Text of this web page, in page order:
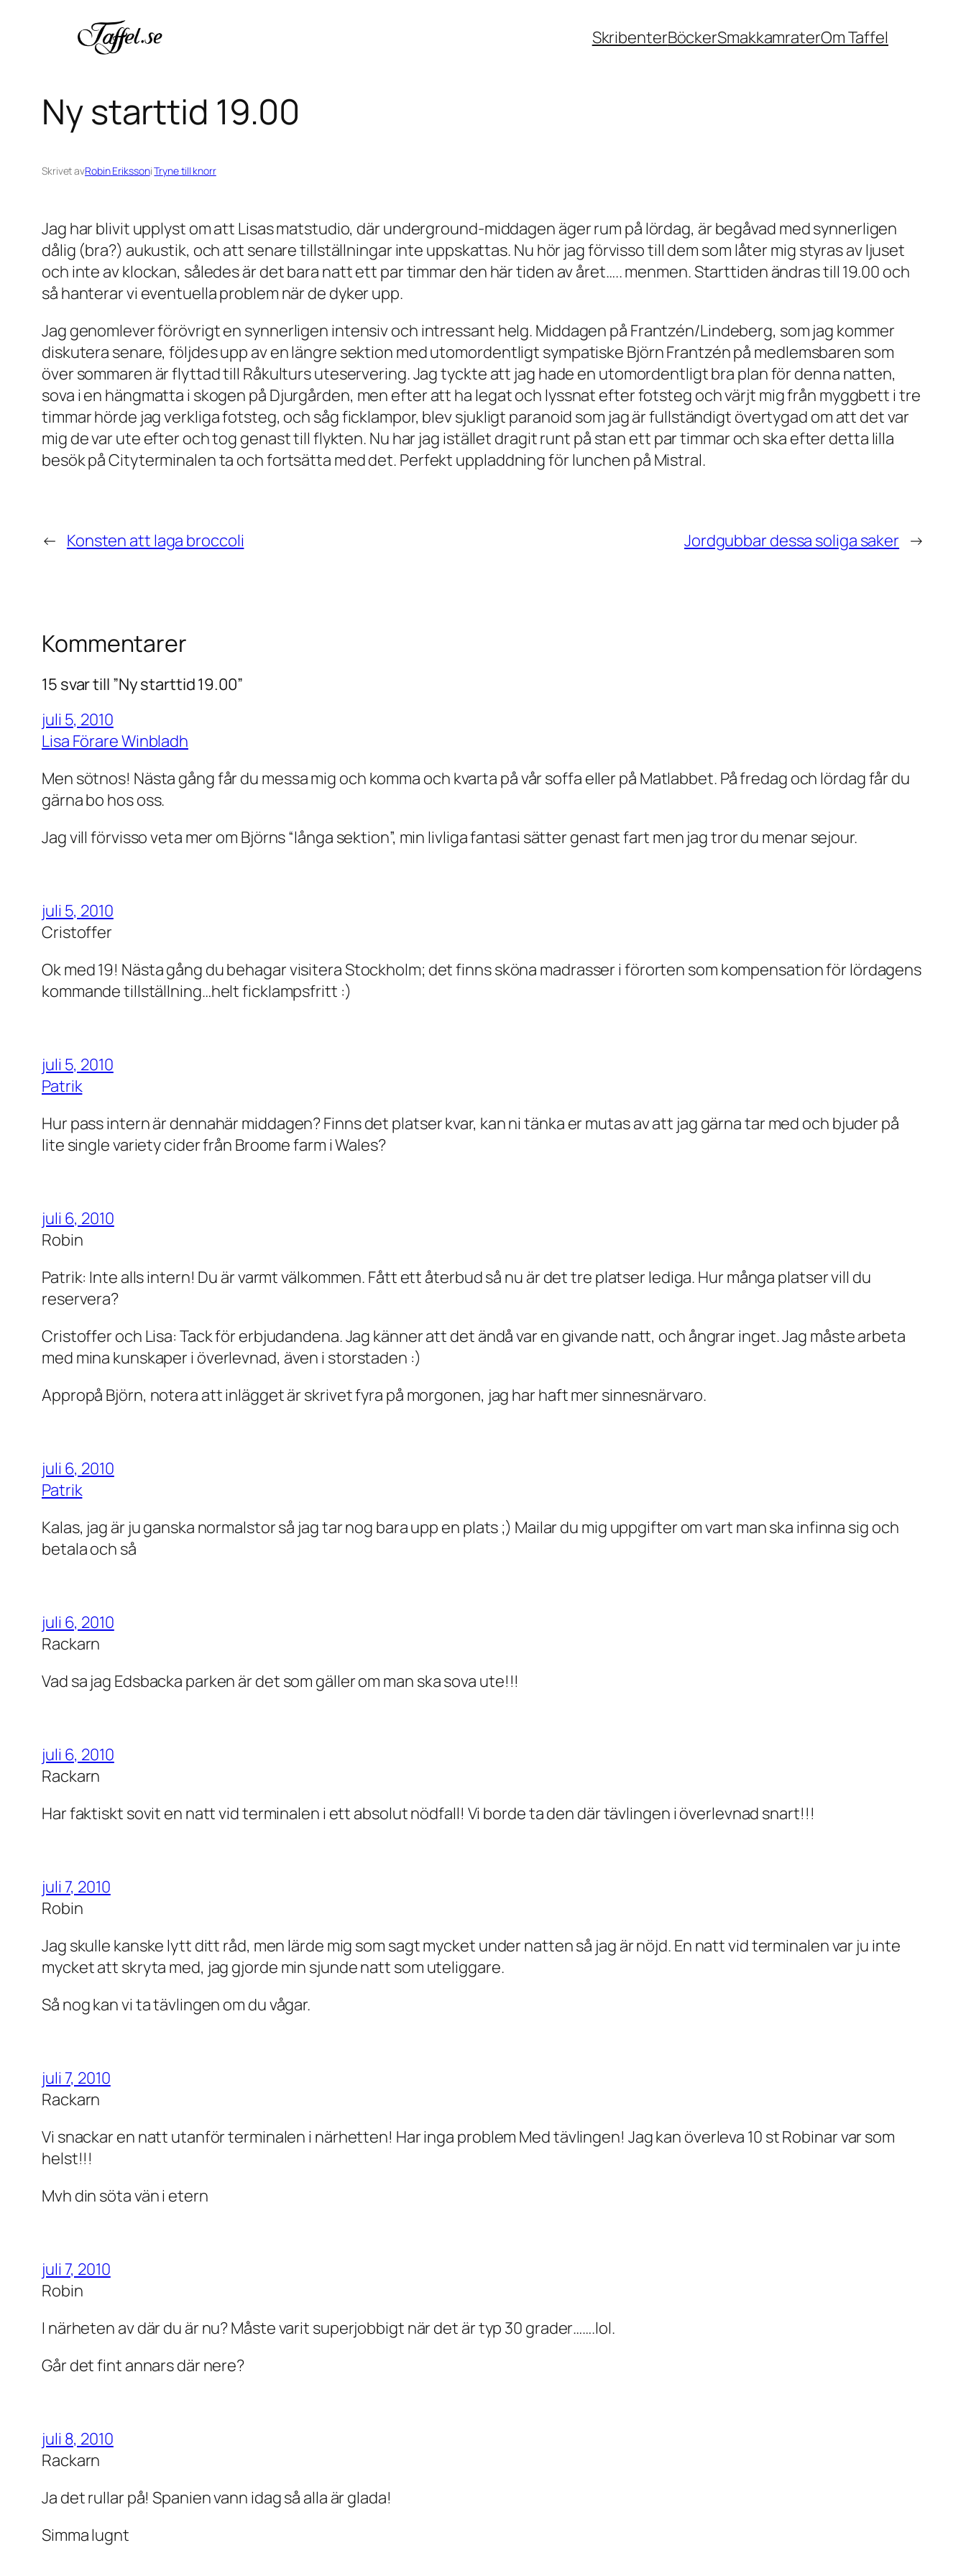
SkribenterBöckerSmakkamraterOm Taffel
Ny starttid 19.00
Skrivet avRobin ErikssoniTryne till knorr
Jag har blivit upplyst om att Lisas matstudio, där underground-middagen äger rum på lördag, är begåvad med synnerligen
dålig (bra?) aukustik, och att senare tillställningar inte uppskattas. Nu hör jag förvisso till dem som låter mig styras av ljuset
och inte av klockan, således är det bara natt ett par timmar den här tiden av året….. menmen. Starttiden ändras till 19.00 och
så hanterar vi eventuella problem när de dyker upp.
Jag genomlever förövrigt en synnerligen intensiv och intressant helg. Middagen på Frantzén/Lindeberg, som jag kommer
diskutera senare, följdes upp av en längre sektion med utomordentligt sympatiske Björn Frantzén på medlemsbaren som
över sommaren är flyttad till Råkulturs uteservering. Jag tyckte att jag hade en utomordentligt bra plan för denna natten,
sova i en hängmatta i skogen på Djurgården, men efter att ha legat och lyssnat efter fotsteg och värjt mig från myggbett i tre
timmar hörde jag verkliga fotsteg, och såg ficklampor, blev sjukligt paranoid som jag är fullständigt övertygad om att det var
mig de var ute efter och tog genast till flykten. Nu har jag istället dragit runt på stan ett par timmar och ska efter detta lilla
besök på Cityterminalen ta och fortsätta med det. Perfekt uppladdning för lunchen på Mistral.
← Konsten att laga broccoli Jordgubbar dessa soliga saker →
Kommentarer
15 svar till ”Ny starttid 19.00”
juli 5, 2010
Lisa Förare Winbladh
Men sötnos! Nästa gång får du messa mig och komma och kvarta på vår soffa eller på Matlabbet. På fredag och lördag får du
gärna bo hos oss.
Jag vill förvisso veta mer om Björns “långa sektion”, min livliga fantasi sätter genast fart men jag tror du menar sejour.
juli 5, 2010
Cristoffer
Ok med 19! Nästa gång du behagar visitera Stockholm; det finns sköna madrasser i förorten som kompensation för lördagens
kommande tillställning…helt ficklampsfritt :)
juli 5, 2010
Patrik
Hur pass intern är dennahär middagen? Finns det platser kvar, kan ni tänka er mutas av att jag gärna tar med och bjuder på
lite single variety cider från Broome farm i Wales?
juli 6, 2010
Robin
Patrik: Inte alls intern! Du är varmt välkommen. Fått ett återbud så nu är det tre platser lediga. Hur många platser vill du
reservera?
Cristoffer och Lisa: Tack för erbjudandena. Jag känner att det ändå var en givande natt, och ångrar inget. Jag måste arbeta
med mina kunskaper i överlevnad, även i storstaden :)
Appropå Björn, notera att inlägget är skrivet fyra på morgonen, jag har haft mer sinnesnärvaro.
juli 6, 2010
Patrik
Kalas, jag är ju ganska normalstor så jag tar nog bara upp en plats ;) Mailar du mig uppgifter om vart man ska infinna sig och
betala och så
juli 6, 2010
Rackarn
Vad sa jag Edsbacka parken är det som gäller om man ska sova ute!!!
juli 6, 2010
Rackarn
Har faktiskt sovit en natt vid terminalen i ett absolut nödfall! Vi borde ta den där tävlingen i överlevnad snart!!!
juli 7, 2010
Robin
Jag skulle kanske lytt ditt råd, men lärde mig som sagt mycket under natten så jag är nöjd. En natt vid terminalen var ju inte
mycket att skryta med, jag gjorde min sjunde natt som uteliggare.
Så nog kan vi ta tävlingen om du vågar.
juli 7, 2010
Rackarn
Vi snackar en natt utanför terminalen i närhetten! Har inga problem Med tävlingen! Jag kan överleva 10 st Robinar var som
helst!!!
Mvh din söta vän i etern
juli 7, 2010
Robin
I närheten av där du är nu? Måste varit superjobbigt när det är typ 30 grader…….lol.
Går det fint annars där nere?
juli 8, 2010
Rackarn
Ja det rullar på! Spanien vann idag så alla är glada!
Simma lugnt